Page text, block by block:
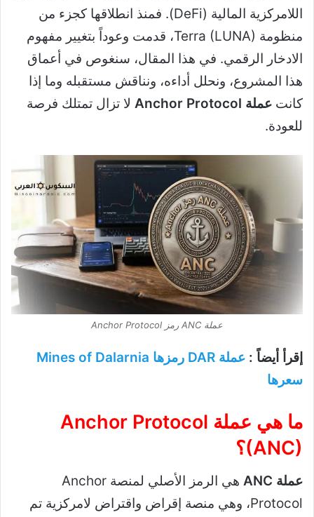
اللامركزية المالية (DeFi). فمنذ انطلاقها كجزء من
منظومة Terra (LUNA)، قدمت وعوداً بتغيير مفهوم
الادخار الرقمي. في هذا المقال، سنغوص في أعماق
هذا المشروع، ونحلل أداءه، ونناقش مستقبله وما إذا
كانت عملة Anchor Protocol
لا تزال تمتلك فرصة
للعودة.
عملة ANC رمز Anchor Protocol
إقرأ أيضاً :
عملة DAR رمزها Mines of Dalarnia
سعرها
ما هي عملة Anchor Protocol
(ANC)؟
عملة ANC
هي الرمز الأصلي لمنصة Anchor
Protocol، وهي منصة إقراض واقتراض لامركزية تم